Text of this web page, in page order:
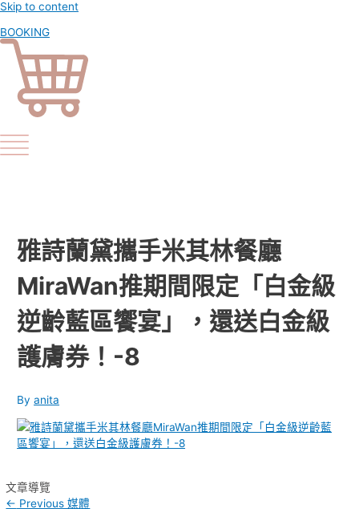
Skip to content
BOOKING
雅詩蘭黛攜手米其林餐廳
MiraWan推期間限定「白金級
逆齡藍區饗宴」，還送白金級
護膚券！-8
Byanita
文章導覽
← Previous 媒體